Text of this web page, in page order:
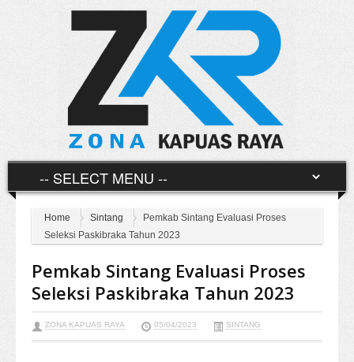
Home Sintang
Pemkab Sintang Evaluasi Proses
Seleksi Paskibraka Tahun 2023
Pemkab Sintang Evaluasi Proses
Seleksi Paskibraka Tahun 2023
ZONA KAPUAS RAYA 05/04/2023 SINTANG